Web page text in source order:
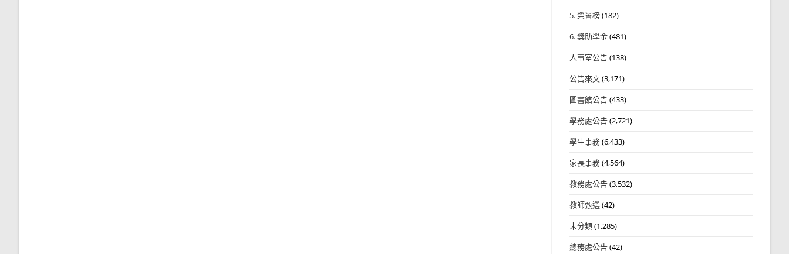
5. 榮譽榜(182)
6. 獎助學金(481)
人事室公告(138)
公告來文(3,171)
圖書館公告(433)
學務處公告(2,721)
學生事務(6,433)
家長事務(4,564)
教務處公告(3,532)
教師甄選(42)
未分類(1,285)
總務處公告(42)